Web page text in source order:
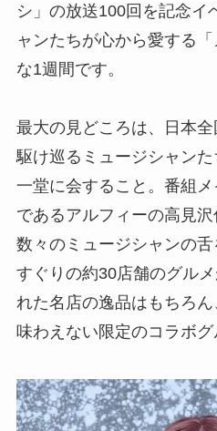
シ」の放送100回を記念イ
ャンたちが心から愛する
な1週間です。
最大の見どころは、日本
駆け巡るミュージシャン
一堂に会すること。番組
であるアルフィーの高見沢
数々のミュージシャンの
すぐりの約30店舗のグル
れた名店の逸品はもちろ
味わえない限定のコラボグ